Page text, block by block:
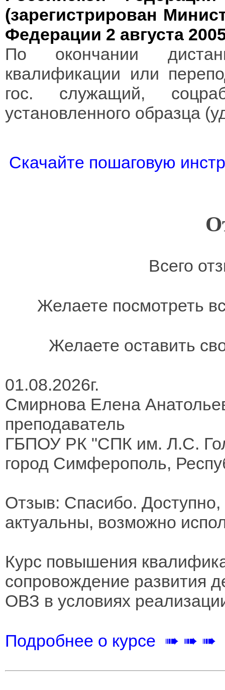
(зарегистрирован
Федерации 2 августа
По окончании
квалификации или
гос. служащий,
установленного образца
Скачайте пошаговую
Всего
Желаете посмотреть
Желаете оставить
01.08.2026г.
Смирнова Елена
преподаватель
ГБПОУ РК "СПК им. Л.С.
город Симферополь,
Отзыв: Спасибо.
актуальны, возможно
Курс повышения
сопровождение развития
ОВЗ в условиях
Подробнее о курсе ➠ ➠ ➠